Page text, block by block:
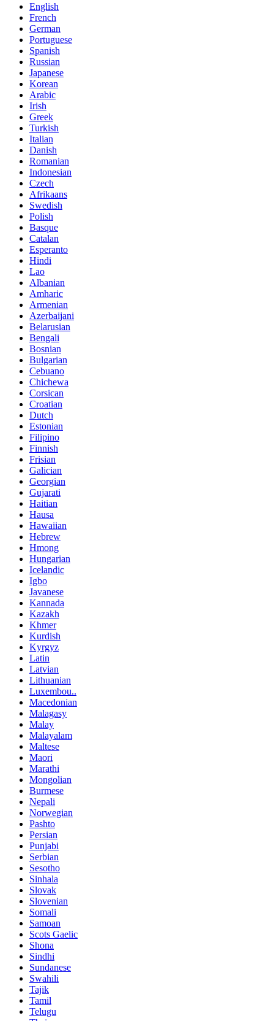
English
French
German
Portuguese
Spanish
Russian
Japanese
Korean
Arabic
Irish
Greek
Turkish
Italian
Danish
Romanian
Indonesian
Czech
Afrikaans
Swedish
Polish
Basque
Catalan
Esperanto
Hindi
Lao
Albanian
Amharic
Armenian
Azerbaijani
Belarusian
Bengali
Bosnian
Bulgarian
Cebuano
Chichewa
Corsican
Croatian
Dutch
Estonian
Filipino
Finnish
Frisian
Galician
Georgian
Gujarati
Haitian
Hausa
Hawaiian
Hebrew
Hmong
Hungarian
Icelandic
Igbo
Javanese
Kannada
Kazakh
Khmer
Kurdish
Kyrgyz
Latin
Latvian
Lithuanian
Luxembou..
Macedonian
Malagasy
Malay
Malayalam
Maltese
Maori
Marathi
Mongolian
Burmese
Nepali
Norwegian
Pashto
Persian
Punjabi
Serbian
Sesotho
Sinhala
Slovak
Slovenian
Somali
Samoan
Scots Gaelic
Shona
Sindhi
Sundanese
Swahili
Tajik
Tamil
Telugu